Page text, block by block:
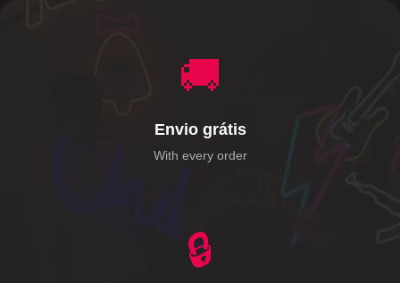
🚚
Envio grátis
With every order
🔒